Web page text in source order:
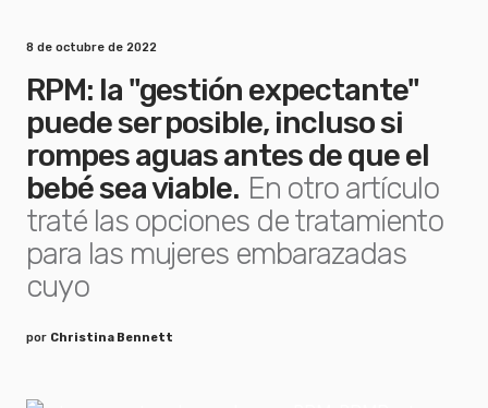
8 de octubre de 2022
RPM: la "gestión expectante"
puede ser posible, incluso si
rompes aguas antes de que el
bebé sea viable. En otro artículo
traté las opciones de tratamiento
para las mujeres embarazadas
cuyo
por Christina Bennett